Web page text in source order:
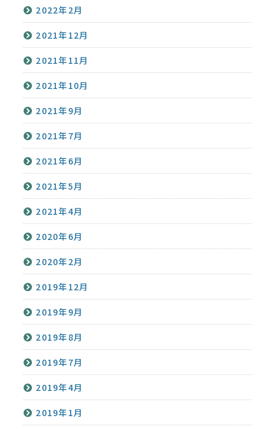
2022年2月
2021年12月
2021年11月
2021年10月
2021年9月
2021年7月
2021年6月
2021年5月
2021年4月
2020年6月
2020年2月
2019年12月
2019年9月
2019年8月
2019年7月
2019年4月
2019年1月